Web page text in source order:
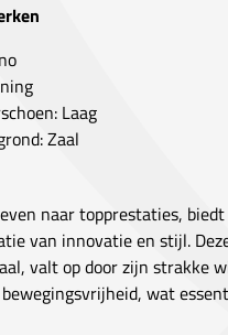
Laag
Zaal
naar topprestaties,
van innovatie en stijl.
valt op door zijn strakke
wat